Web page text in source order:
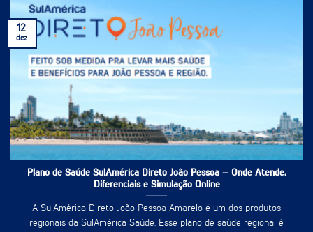
Plano de Saúde SulAmérica Direto João Pessoa – Onde Atende,
Diferenciais e Simulação Online
A SulAmérica Direto João Pessoa Amarelo é um dos produtos
regionais da SulAmérica Saúde. Esse plano de saúde regional é
12
dez